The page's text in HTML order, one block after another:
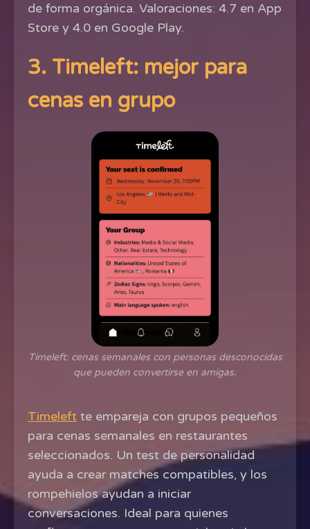
de forma orgánica. Valoraciones: 4.7 en App
Store y 4.0 en Google Play.
3. Timeleft: mejor para
cenas en grupo
Timeleft: cenas semanales con personas desconocidas
que pueden convertirse en amigas.
Timeleft te empareja con grupos pequeños
para cenas semanales en restaurantes
seleccionados. Un test de personalidad
ayuda a crear matches compatibles, y los
rompehielos ayudan a iniciar
conversaciones. Ideal para quienes